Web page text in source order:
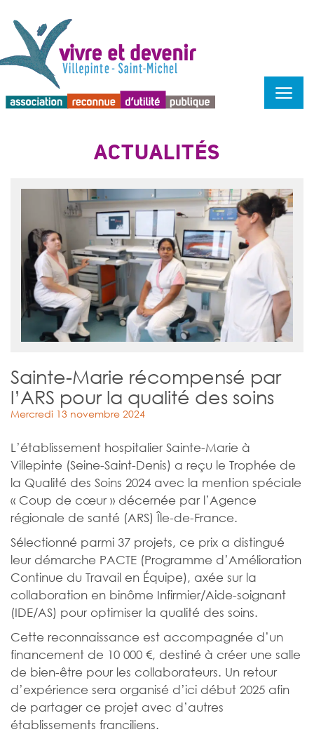
ACTUALITÉS
Sainte-Marie récompensé par
l’ARS pour la qualité des soins
Mercredi 13 novembre 2024
L’établissement hospitalier Sainte-Marie à
Villepinte (Seine-Saint-Denis) a reçu le Trophée de
la Qualité des Soins 2024 avec la mention spéciale
« Coup de cœur » décernée par l’Agence
régionale de santé (ARS) Île-de-France.
Sélectionné parmi 37 projets, ce prix a distingué
leur démarche PACTE (Programme d’Amélioration
Continue du Travail en Équipe), axée sur la
collaboration en binôme Infirmier/Aide-soignant
(IDE/AS) pour optimiser la qualité des soins.
Cette reconnaissance est accompagnée d’un
financement de 10 000 €, destiné à créer une salle
de bien-être pour les collaborateurs. Un retour
d’expérience sera organisé d’ici début 2025 afin
de partager ce projet avec d’autres
établissements franciliens.